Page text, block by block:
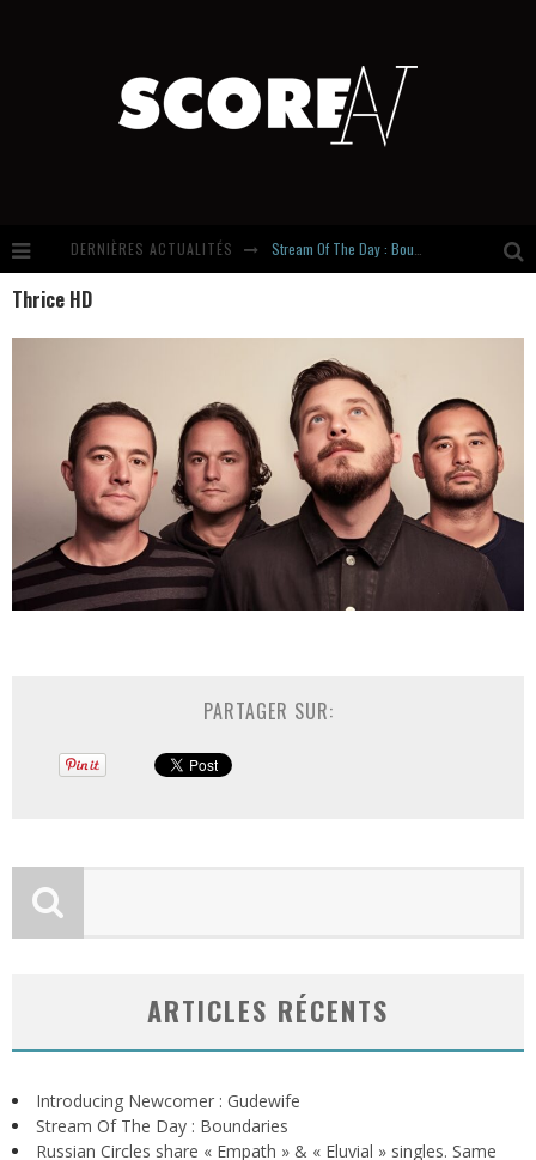
DERNIÈRES ACTUALITÉS
Hardcore, Actually. Meet Cút Lộn
Thrice HD
PARTAGER SUR:
ARTICLES RÉCENTS
Introducing Newcomer : Gudewife
Stream Of The Day : Boundaries
Russian Circles share « Empath » & « Eluvial » singles. Same